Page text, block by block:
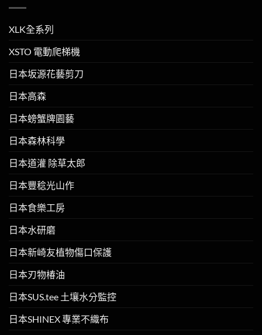
XLK全系列
XSTO 電動爬梯機
日本坂源花藝剪刀
日本高森
日本螃蟹牌園藝
日本森林科學
日本道灌 除草太郎
日本豐稔光山作
日本食樂工房
日本水研磨
日本新崎友植物傷口保護
日本刃物椿油
日本SUS.tee 土壤水分監控
日本SHINEX 專業不織布